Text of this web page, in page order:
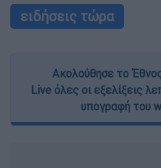
ειδήσεις τώρα
Ακολούθησε το
Live όλες οι εξελίξεις
υπογραφή του